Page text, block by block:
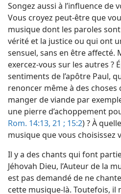
Songez aussi à l’influence de
Vous croyez peut-être que
musique dont les paroles
vérité et la justice ou qui ont
sensuel, sans en être affecté.
exercez-​vous sur les autres ?
sentiments de l’apôtre Paul,
renoncer même à des choses
manger de viande par
une pierre d’achoppement
Rom. 14:13, 21 ; 15:2) ? À
musique que vous choisissez
Il y a des chants qui font
Jéhovah Dieu, l’Auteur de la
est pas demandé de ne
cette musique-​là. Toutefois, il